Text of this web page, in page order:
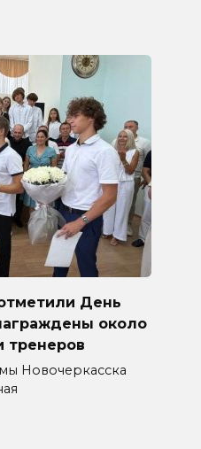
День
около
тренеров
Новочеркасска